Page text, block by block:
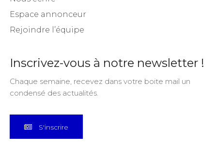
Espace annonceur
Rejoindre l’équipe
Inscrivez-vous à notre newsletter !
Chaque semaine, recevez dans votre boite mail un
condensé des actualités.
S'inscrire